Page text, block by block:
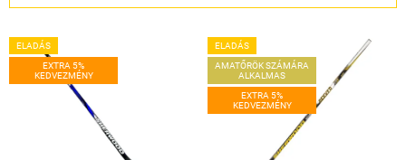
e
r
T
e
r
ELADÁS
EXTRA 5%
KEDVEZMÉNY
ELADÁS
AMATŐRÖK SZÁMÁRA
ALKALMAS
EXTRA 5%
KEDVEZMÉNY